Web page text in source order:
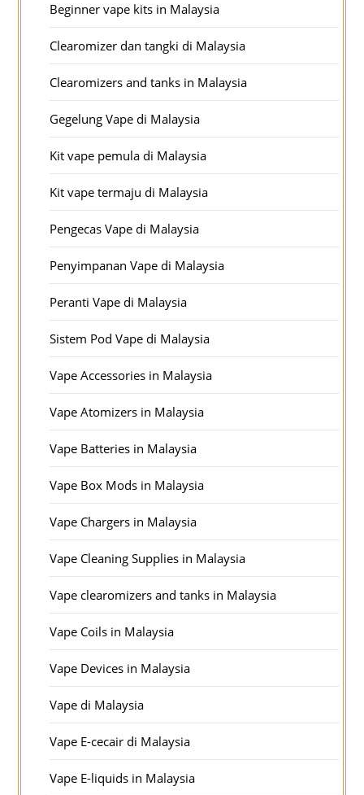
Beginner vape kits in Malaysia
Clearomizer dan tangki di Malaysia
Clearomizers and tanks in Malaysia
Gegelung Vape di Malaysia
Kit vape pemula di Malaysia
Kit vape termaju di Malaysia
Pengecas Vape di Malaysia
Penyimpanan Vape di Malaysia
Peranti Vape di Malaysia
Sistem Pod Vape di Malaysia
Vape Accessories in Malaysia
Vape Atomizers in Malaysia
Vape Batteries in Malaysia
Vape Box Mods in Malaysia
Vape Chargers in Malaysia
Vape Cleaning Supplies in Malaysia
Vape clearomizers and tanks in Malaysia
Vape Coils in Malaysia
Vape Devices in Malaysia
Vape di Malaysia
Vape E-cecair di Malaysia
Vape E-liquids in Malaysia